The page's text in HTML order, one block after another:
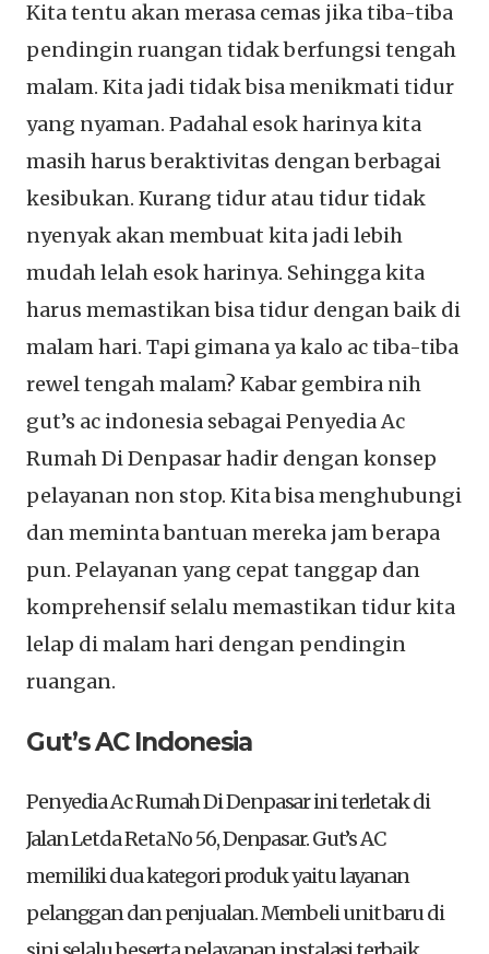
Kita tentu akan merasa cemas jika tiba-tiba
pendingin ruangan tidak berfungsi tengah
malam. Kita jadi tidak bisa menikmati tidur
yang nyaman. Padahal esok harinya kita
masih harus beraktivitas dengan berbagai
kesibukan. Kurang tidur atau tidur tidak
nyenyak akan membuat kita jadi lebih
mudah lelah esok harinya. Sehingga kita
harus memastikan bisa tidur dengan baik di
malam hari. Tapi gimana ya kalo ac tiba-tiba
rewel tengah malam? Kabar gembira nih
gut’s ac indonesia sebagai Penyedia Ac
Rumah Di Denpasar hadir dengan konsep
pelayanan non stop. Kita bisa menghubungi
dan meminta bantuan mereka jam berapa
pun. Pelayanan yang cepat tanggap dan
komprehensif selalu memastikan tidur kita
lelap di malam hari dengan pendingin
ruangan.
Gut’s AC Indonesia
Penyedia Ac Rumah Di Denpasar ini terletak di
Jalan Letda Reta No 56, Denpasar. Gut’s AC
memiliki dua kategori produk yaitu layanan
pelanggan dan penjualan. Membeli unit baru di